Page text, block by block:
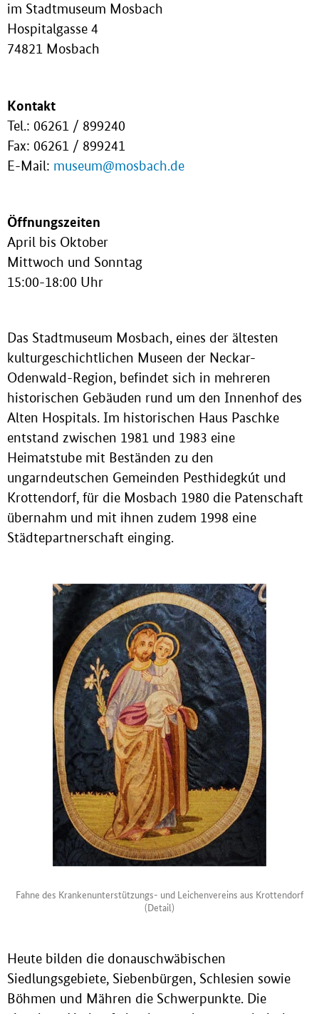
im Stadtmuseum Mosbach
Hospitalgasse 4
74821 Mosbach
Kontakt
Tel.: 06261 / 899240
Fax: 06261 / 899241
E-Mail: museum@mosbach.de
Öffnungszeiten
April bis Oktober
Mittwoch und Sonntag
15:00-18:00 Uhr
Das Stadtmuseum Mosbach, eines der ältesten
kulturgeschichtlichen Museen der Neckar-
Odenwald-Region, befindet sich in mehreren
historischen Gebäuden rund um den Innenhof des
Alten Hospitals. Im historischen Haus Paschke
entstand zwischen 1981 und 1983 eine
Heimatstube mit Beständen zu den
ungarndeutschen Gemeinden Pesthidegkút und
Krottendorf, für die Mosbach 1980 die Patenschaft
übernahm und mit ihnen zudem 1998 eine
Städtepartnerschaft einging.
Fahne des Krankenunterstützungs- und Leichenvereins aus Krottendorf
(Detail)
Heute bilden die donauschwäbischen
Siedlungsgebiete, Siebenbürgen, Schlesien sowie
Böhmen und Mähren die Schwerpunkte. Die